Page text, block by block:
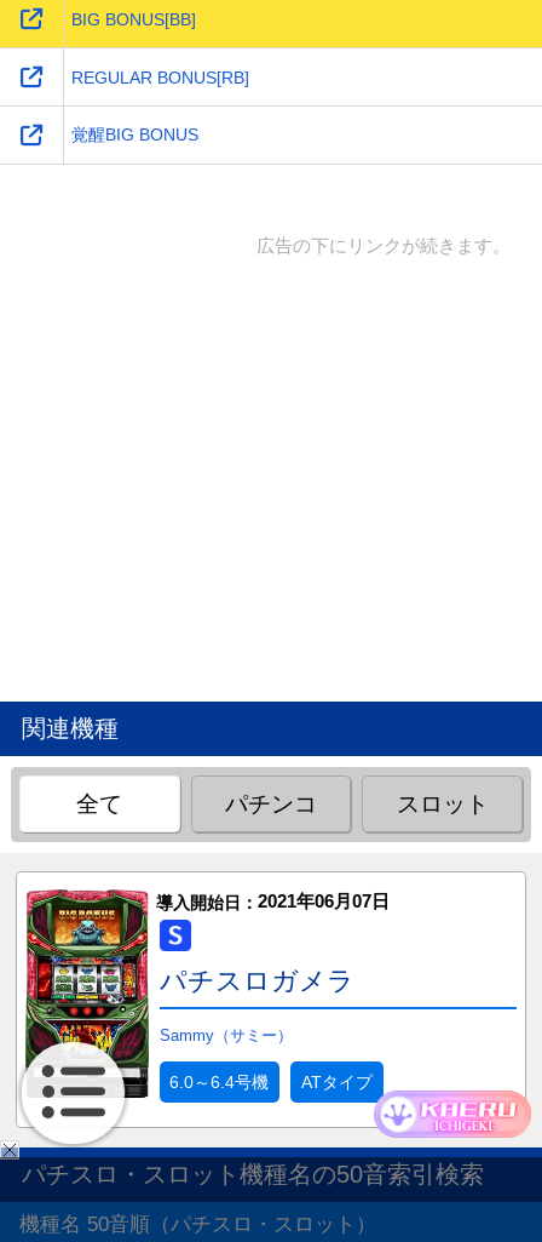
BIG BONUS[BB]
REGULAR BONUS[RB]
覚醒BIG BONUS
広告の下にリンクが続きます。
関連機種
全て パチンコ スロット
導入開始日： 2021年06月07日
パチスロガメラ
Sammy（サミー）
6.0～6.4号機 ATタイプ
パチスロ・スロット機種名の50音索引検索
機種名 50音順（パチスロ・スロット）